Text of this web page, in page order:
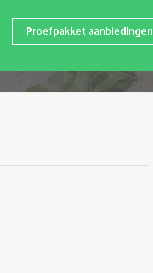
Proefpakket aanbiedingen